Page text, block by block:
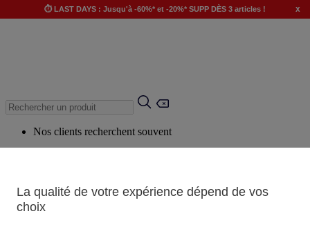
⏱️ LAST DAYS : Jusqu'à -60%* et -20%* SUPP DÈS 3 articles ! x
Nos clients recherchent souvent
Produits suggérés
Voir tous les produits
La qualité de votre expérience dépend de vos
choix